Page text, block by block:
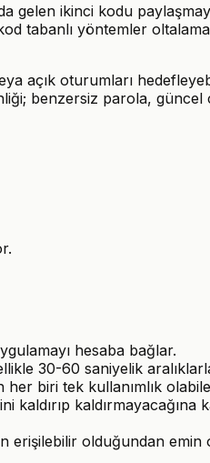
gelen ikinci kodu
tabanlı yöntemler
açık oturumları
benzersiz parola, güncel
hesaba bağlar.
30-60 saniyelik
biri tek kullanımlık
kaldırıp
erişilebilir olduğundan emin